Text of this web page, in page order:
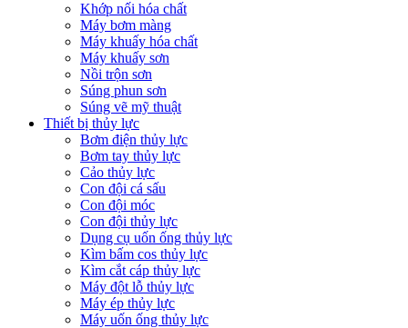
Khớp nối hóa chất
Máy bơm màng
Máy khuấy hóa chất
Máy khuấy sơn
Nồi trộn sơn
Súng phun sơn
Súng vẽ mỹ thuật
Thiết bị thủy lực
Bơm điện thủy lực
Bơm tay thủy lực
Cảo thủy lực
Con đội cá sấu
Con đội móc
Con đội thủy lực
Dụng cụ uốn ống thủy lực
Kìm bấm cos thủy lực
Kìm cắt cáp thủy lực
Máy đột lỗ thủy lực
Máy ép thủy lực
Máy uốn ống thủy lực